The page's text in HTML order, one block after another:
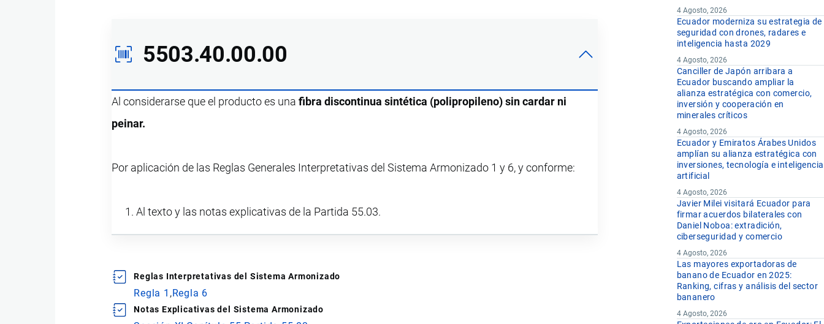
5503.40.00.00
Al considerarse que el producto es unafibra discontinua sintética (polipropileno) sin cardar ni
peinar.
Por aplicación de las Reglas Generales Interpretativas del Sistema Armonizado 1 y 6, y conforme:
Al texto y las notas explicativas de la Partida 55.03.
Reglas Interpretativas del Sistema Armonizado
Regla 1 Regla 6
Notas Explicativas del Sistema Armonizado
4 Agosto, 2026
Ecuador moderniza su estrategia de
seguridad con drones, radares e
inteligencia hasta 2029
4 Agosto, 2026
Canciller de Japón arribara a
Ecuador buscando ampliar la
alianza estratégica con comercio,
inversión y cooperación en
minerales críticos
4 Agosto, 2026
Ecuador y Emiratos Árabes Unidos
amplían su alianza estratégica con
inversiones, tecnología e inteligencia
artificial
4 Agosto, 2026
Javier Milei visitará Ecuador para
firmar acuerdos bilaterales con
Daniel Noboa: extradición,
ciberseguridad y comercio
4 Agosto, 2026
Las mayores exportadoras de
banano de Ecuador en 2025:
Ranking, cifras y análisis del sector
bananero
4 Agosto, 2026